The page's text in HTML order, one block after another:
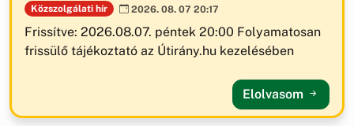
Közszolgálati hír 2026. 08. 07 20:17
Frissítve: 2026.08.07. péntek 20:00 Folyamatosan
frissülő tájékoztató az Útirány.hu kezelésében
Elolvasom